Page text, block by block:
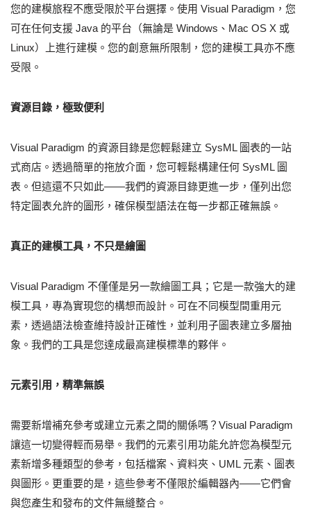
您的建模旅程不應受限於平台選擇。使用 Visual Paradigm，您
可在任何支援 Java 的平台（無論是 Windows、Mac OS X 或
Linux）上進行建模。您的創意無所限制，您的建模工具亦不應
受限。
資源目錄，極致便利
Visual Paradigm 的資源目錄是您輕鬆建立 SysML 圖表的一站
式商店。透過簡單的拖放介面，您可輕鬆構建任何 SysML 圖
表。但這還不只如此——我們的資源目錄更進一步，僅列出您
特定圖表允許的圖形，確保模型語法在每一步都正確無誤。
真正的建模工具，不只是繪圖
Visual Paradigm 不僅僅是另一款繪圖工具；它是一款強大的建
模工具，專為實現您的構想而設計。可在不同模型間重用元
素，透過語法檢查維持設計正確性，並利用子圖表建立多層抽
象。我們的工具是您達成最高建模標準的夥伴。
元素引用，精準無誤
需要新增補充參考或建立元素之間的關係嗎？Visual Paradigm
讓這一切變得輕而易舉。我們的元素引用功能允許您為模型元
素新增多種類型的參考，包括檔案、資料夾、UML 元素、圖表
與圖形。更重要的是，這些參考不僅限於編輯器內——它們會
與您產生和發布的文件無縫整合。